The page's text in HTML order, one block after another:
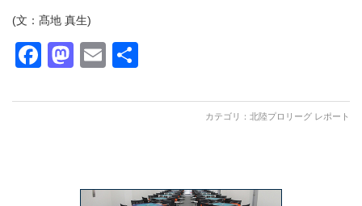
(文：髙地 真生)
Facebook
Mastodon
Email
カテゴリ： 北陸プロリーグ レポート